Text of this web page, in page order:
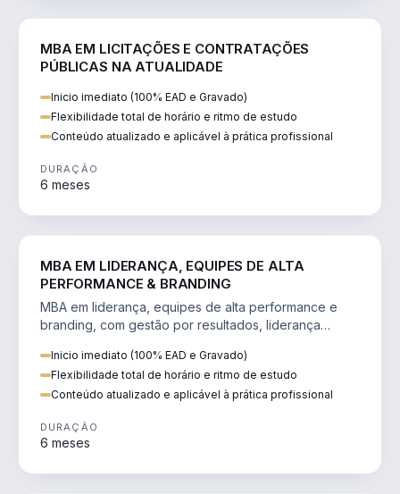
MBA EM LICITAÇÕES E CONTRATAÇÕES
PÚBLICAS NA ATUALIDADE
Inicio imediato (100% EAD e Gravado)
Flexibilidade total de horário e ritmo de estudo
Conteúdo atualizado e aplicável à prática profissional
DURAÇÃO
6 meses
MBA EM LIDERANÇA, EQUIPES DE ALTA
PERFORMANCE & BRANDING
MBA em liderança, equipes de alta performance e
branding, com gestão por resultados, liderança
Inicio imediato (100% EAD e Gravado)
Flexibilidade total de horário e ritmo de estudo
Conteúdo atualizado e aplicável à prática profissional
DURAÇÃO
6 meses